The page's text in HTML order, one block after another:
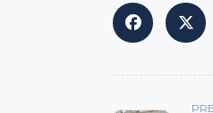
<span